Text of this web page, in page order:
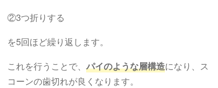
②3つ折りする
を5回ほど繰り返します。
これを行うことで、 パイのような層構造になり、ス
コーンの歯切れが良くなります。